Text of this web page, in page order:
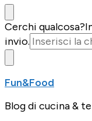
Cerchi qualcosa?
invio.
Fun&Food
Blog di cucina &